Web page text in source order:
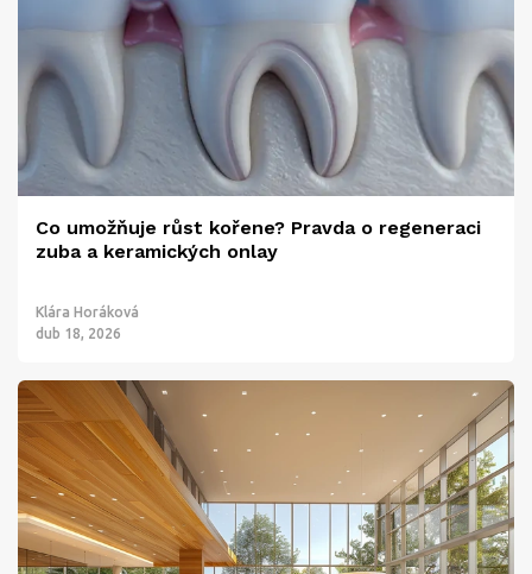
Co umožňuje růst kořene? Pravda o regeneraci
zuba a keramických onlay
Klára Horáková
dub 18, 2026